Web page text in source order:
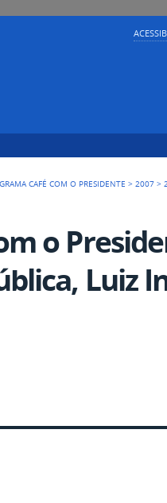
CAFÉ COM O PRESIDENTE >2007 >
o
Luiz